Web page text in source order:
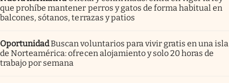
que prohíbe mantener perros y gatos de forma habitual en
balcones, sótanos, terrazas y patios
OportunidadBuscan voluntarios para vivir gratis en una isla
de Norteamérica: ofrecen alojamiento y solo 20 horas de
trabajo por semana